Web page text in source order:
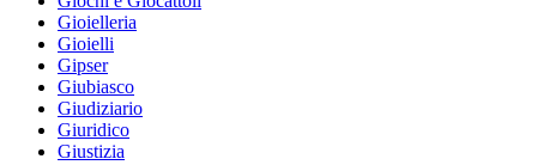
Gioielleria
Gioielli
Gipser
Giubiasco
Giudiziario
Giuridico
Giustizia